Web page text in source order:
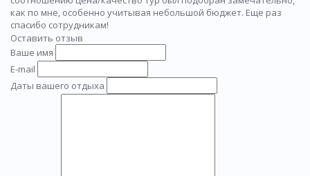
как по мне, особенно учитывая небольшой бюджет. Еще раз
спасибо сотрудникам!
Оставить отзыв
Ваше имя
E-mail
Даты вашего отдыха